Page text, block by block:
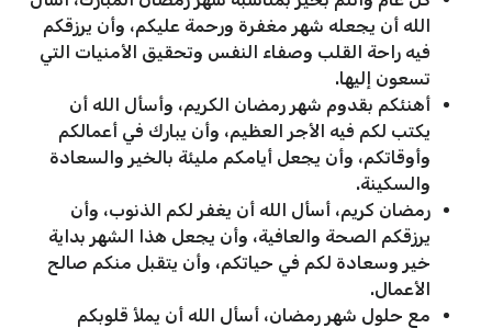
الله أن يجعله شهر مغفرة ورحمة عليكم، وأن يرزقكم
فيه راحة القلب وصفاء النفس وتحقيق الأمنيات التي
تسعون إليها.
أهنئكم بقدوم شهر رمضان الكريم، وأسأل الله أن
يكتب لكم فيه الأجر العظيم، وأن يبارك في أعمالكم
وأوقاتكم، وأن يجعل أيامكم مليئة بالخير والسعادة
والسكينة.
رمضان كريم، أسأل الله أن يغفر لكم الذنوب، وأن
يرزقكم الصحة والعافية، وأن يجعل هذا الشهر بداية
خير وسعادة لكم في حياتكم، وأن يتقبل منكم صالح
الأعمال.
مع حلول شهر رمضان، أسأل الله أن يملأ قلوبكم